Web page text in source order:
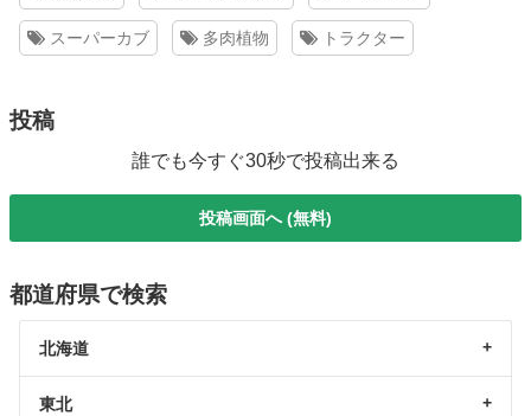
スーパーカブ 多肉植物 トラクター
投稿
誰でも今すぐ30秒で投稿出来る
投稿画面へ (無料)
都道府県で検索
北海道
東北